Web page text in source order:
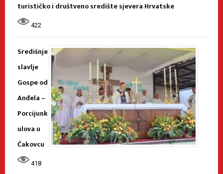
turističko i društveno središte sjevera Hrvatske
422
Središnje
slavlje
Gospe od
Anđela –
Porcijunk
ulova u
Čakovcu
418